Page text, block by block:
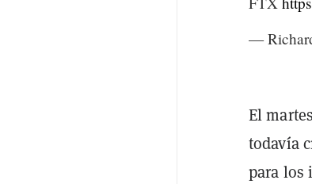
—
El
todavía
para los